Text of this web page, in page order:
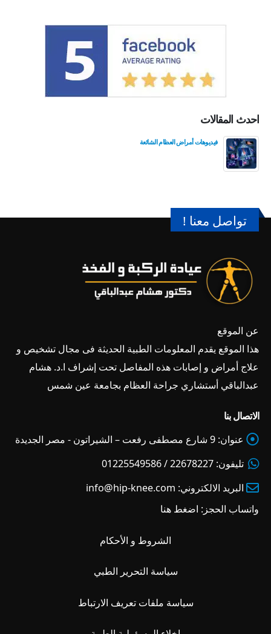
احدث المقالات
فيديوهات أمراض العظام الشائعة
تواصل معنا !
عن الموقع
هذا الموقع يقدم المعلومات الطبية الحديثة فى مجال تشخيص و
علاج أمراض و إصابات هذه المفاصل تحت إشراف ا.د. هشام
عبدالباقي أستشاري جراحة العظام بجامعة عين شمس
الاتصال بنا
عنوان: 9 شارع مصطفى رفعت – الشيراتون - مصر الجديدة
تليفون: 22678227 / 01225549586
البريد الالكتروني: info@hip-knee.com
واتساب الحجز: اضغط هنا
الشروط و الأحكام
سياسة التحرير الطبي
سياسة ملفات تعريف الارتباط